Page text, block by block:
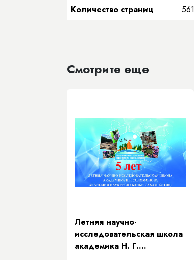
Количество страниц
561
Смотрите еще
Летняя научно-
исследовательская школа
академика Н. Г.